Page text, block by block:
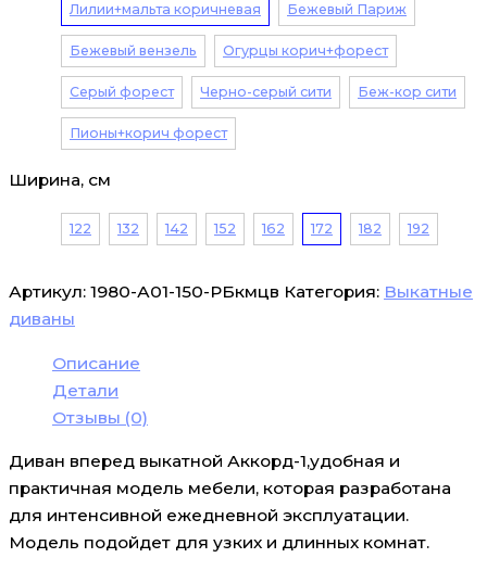
Лилии+мальта коричневая Бежевый Париж
Бежевый вензель Огурцы корич+форест
Серый форест Черно-серый сити Беж-кор сити
Пионы+корич форест
Ширина, см
122 132 142 152 162 172 182 192
Артикул: 1980-А01-150-РБкмцв Категория: Выкатные
диваны
Описание
Детали
Отзывы (0)
Диван вперед выкатной Аккорд-1,удобная и
практичная модель мебели, которая разработана
для интенсивной ежедневной эксплуатации.
Модель подойдет для узких и длинных комнат.